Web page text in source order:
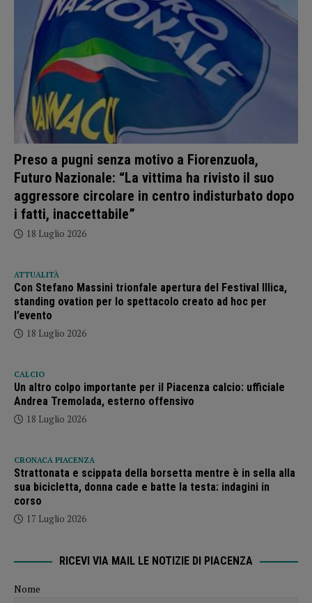
Preso a pugni senza motivo a Fiorenzuola,
Futuro Nazionale: “La vittima ha rivisto il suo
aggressore circolare in centro indisturbato dopo
i fatti, inaccettabile”
18 Luglio 2026
ATTUALITÀ
Con Stefano Massini trionfale apertura del Festival Illica,
standing ovation per lo spettacolo creato ad hoc per
l’evento
18 Luglio 2026
CALCIO
Un altro colpo importante per il Piacenza calcio: ufficiale
Andrea Tremolada, esterno offensivo
18 Luglio 2026
CRONACA PIACENZA
Strattonata e scippata della borsetta mentre è in sella alla
sua bicicletta, donna cade e batte la testa: indagini in
corso
17 Luglio 2026
RICEVI VIA MAIL LE NOTIZIE DI PIACENZA
Nome